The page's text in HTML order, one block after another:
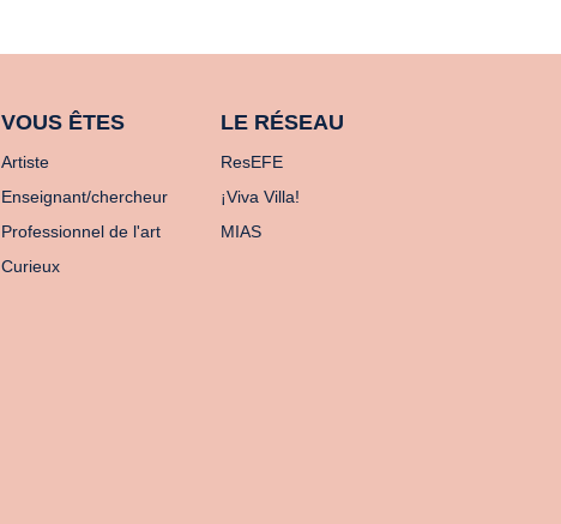
VOUS ÊTES
Artiste
Enseignant/chercheur
Professionnel de l'art
Curieux
LE RÉSEAU
ResEFE
¡Viva Villa!
MIAS